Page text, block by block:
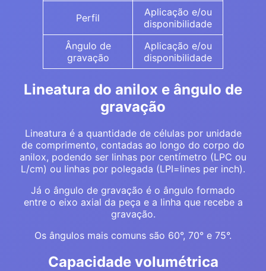
Perfil
Aplicação e/ou
disponibilidade
Ângulo de
gravação
Aplicação e/ou
disponibilidade
Lineatura do anilox e ângulo de
gravação
Lineatura é a quantidade de células por unidade
de comprimento, contadas ao longo do corpo do
anilox, podendo ser linhas por centímetro (LPC ou
L/cm) ou linhas por polegada (LPI=lines per inch).
Já o ângulo de gravação é o ângulo formado
entre o eixo axial da peça e a linha que recebe a
gravação.
Os ângulos mais comuns são 60°, 70° e 75°.
Capacidade volumétrica